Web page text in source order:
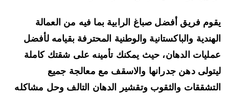
فريق أفضل صباغ الرابية بما فيه من العمالة
والباكستانية والوطنية المحترفة بقيامه لأفضل
الدهان، حيث يمكنك تأمينه على شقتك كاملة
دهن جدرانها والاسقف مع معالجة جميع
والثقوب وتقشير الدهان التالف وحل مشاكله